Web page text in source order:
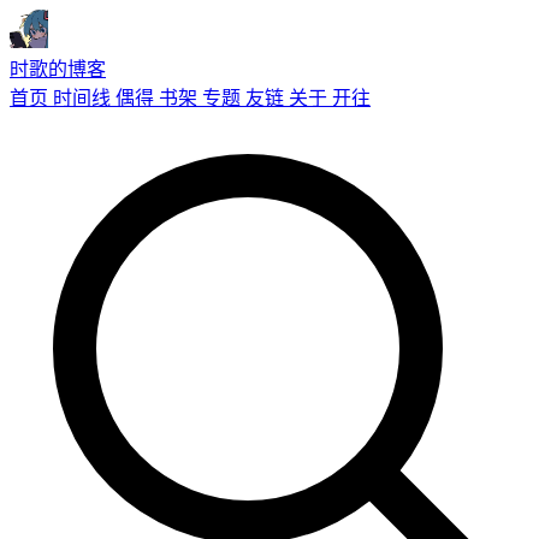
时歌的博客
首页 时间线 偶得 书架 专题 友链 关于 开往